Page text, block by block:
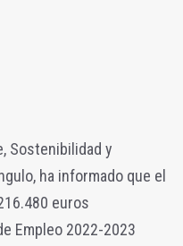
Sostenibilidad y
ha informado que el
euros
Empleo 2022-2023